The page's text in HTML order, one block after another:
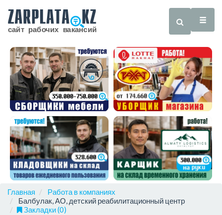
Главная
Работа в компаниях
Балбулак, АО, детский реабилитационный центр
Закладки (0)